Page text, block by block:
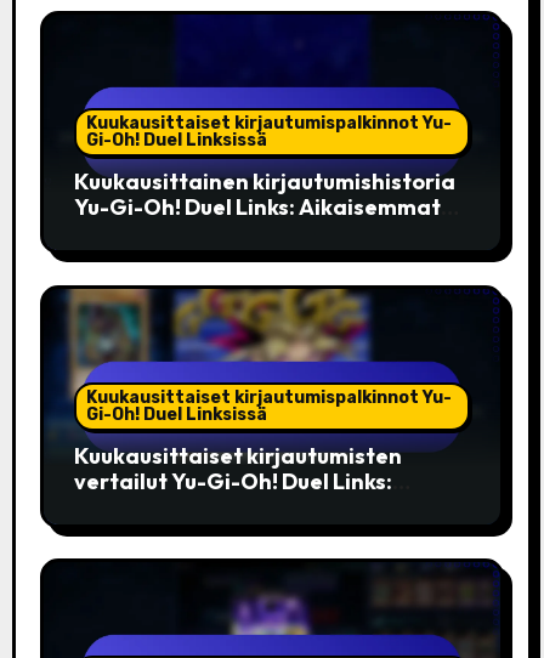
Kuukausittaiset kirjautumispalkinnot Yu-
Gi-Oh! Duel Linksissä
Kuukausittainen kirjautumishistoria
Yu-Gi-Oh! Duel Links: Aikaisemmat
Yhteisön vaikutus
Kuukausittaiset kirjautumispalkinnot Yu-
Gi-Oh! Duel Linksissä
Kuukausittaiset kirjautumisten
vertailut Yu-Gi-Oh! Duel Links:
yhteisön suosikit, parhaat palkinnot